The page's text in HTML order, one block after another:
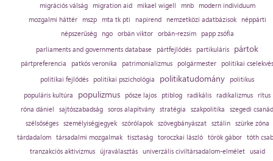
migrációs válság
migration aid mikael wigell mnb
modern individuum
mozgalmi háttér
mszp mta tk pti napirend nemzetközi adatbázisok
néppárti
népszerűség
ngo orbán viktor orbán-rezsim
papp zsófia
parliaments and governments database
pártfejlődés partikuláris pártok
pártpreferencia patkós veronika patrimonializmus polgármester
politikai
politikai fejlődés
politikai pszichológia politikatudomány
politikus
populáris kultúra
populizmus pősze lajos ptiblog radikális radikalizmus
rítus
róna dániel
sajtószabadság soros alapítvány stratégia szakpolitika
szegedi
szélsőséges
személyiségjegyek szórólapok szövegbányászat sztálin
szürke zóna
tárdadalom társadalmi mozgalmak tisztaság toroczkai lászló török gábor tóth
tranzakciós aktivizmus
újraválasztás univerzális civiltársadalom-elmélet
usaid